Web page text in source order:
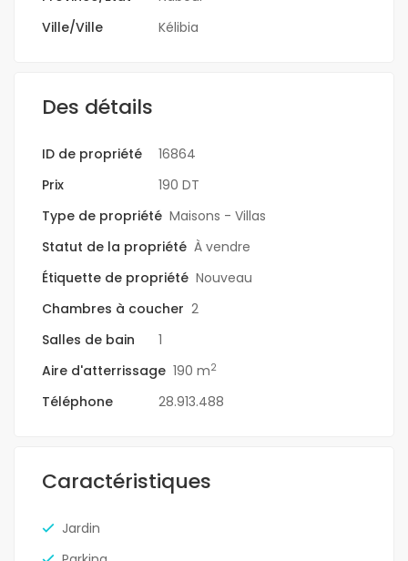
Ville/Ville
Kélibia
Des détails
ID de propriété
16864
Prix
190 DT
Type de propriété Maisons - Villas
Statut de la propriété À vendre
Étiquette de propriété Nouveau
Chambres à coucher 2
Salles de bain
1
Aire d'atterrissage 190 m2
Téléphone 28.913.488
Caractéristiques
Jardin